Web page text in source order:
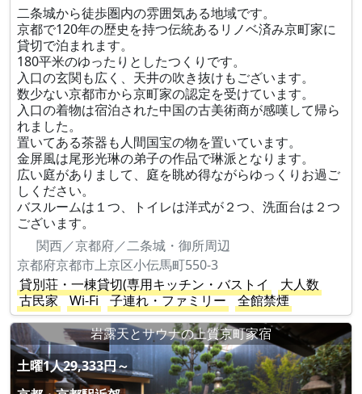
二条城から徒歩圏内の雰囲気ある地域です。
京都で120年の歴史を持つ伝統あるリノベ済み京町家に
貸切で泊まれます。
180平米のゆったりとしたつくりです。
入口の玄関も広く、天井の吹き抜けもございます。
数少ない京都市から京町家の認定を受けています。
入口の着物は宿泊された中国の古美術商が感嘆して帰ら
れました。
置いてある茶器も人間国宝の物を置いています。
金屏風は尾形光琳の弟子の作品で琳派となります。
広い庭がありまして、庭を眺め得ながらゆっくりお過ご
しください。
バスルームは１つ、トイレは洋式が２つ、洗面台は２つ
ございます。
関西／京都府／二条城・御所周辺
京都府京都市上京区小伝馬町550-3
貸別荘・一棟貸切(専用キッチン・バストイ
大人数
古民家
Wi-Fi 子連れ・ファミリー
全館禁煙
岩露天とサウナの上質京町家宿
土曜1人29,333円～